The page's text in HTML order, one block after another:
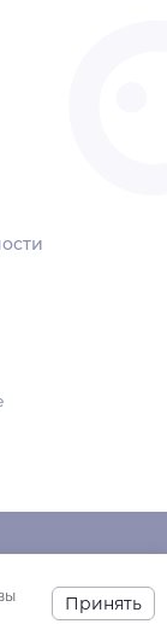
Принять